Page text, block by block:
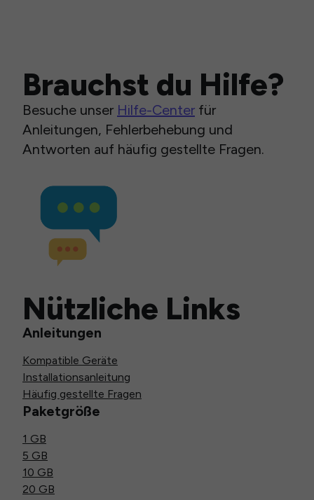
Brauchst du Hilfe?
Besuche unser Hilfe-Center für
Anleitungen, Fehlerbehebung und
Antworten auf häufig gestellte Fragen.
Nützliche Links
Anleitungen
Kompatible Geräte
Installationsanleitung
Häufig gestellte Fragen
Paketgröße
1 GB
5 GB
10 GB
20 GB